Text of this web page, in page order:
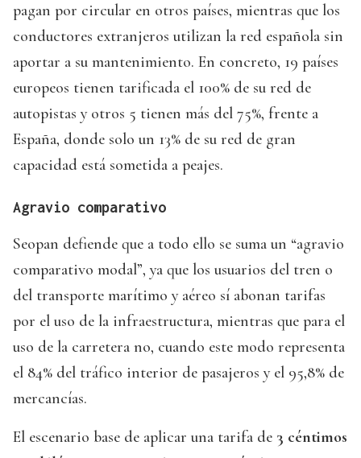
pagan por circular en otros países, mientras que los
conductores extranjeros utilizan la red española sin
aportar a su mantenimiento. En concreto, 19 países
europeos tienen tarificada el 100% de su red de
autopistas y otros 5 tienen más del 75%, frente a
España, donde solo un 13% de su red de gran
capacidad está sometida a peajes.
Agravio comparativo
Seopan defiende que a todo ello se suma un “agravio
comparativo modal”, ya que los usuarios del tren o
del transporte marítimo y aéreo sí abonan tarifas
por el uso de la infraestructura, mientras que para el
uso de la carretera no, cuando este modo representa
el 84% del tráfico interior de pasajeros y el 95,8% de
mercancías.
El escenario base de aplicar una tarifa de 3 céntimos